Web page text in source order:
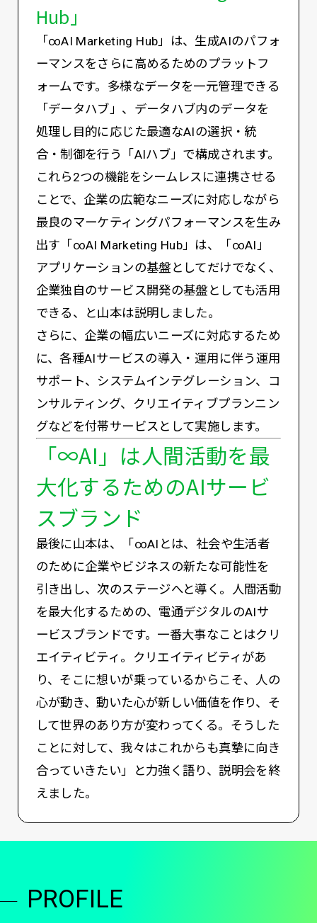
Hub」
「∞AI Marketing Hub」は、生成AIのパフォ
ーマンスをさらに高めるためのプラットフ
ォームです。多様なデータを一元管理できる
「データハブ」、データハブ内のデータを
処理し目的に応じた最適なAIの選択・統
合・制御を行う「AIハブ」で構成されます。
これら2つの機能をシームレスに連携させる
ことで、企業の広範なニーズに対応しながら
最良のマーケティングパフォーマンスを生み
出す「∞AI Marketing Hub」は、「∞AI」
アプリケーションの基盤としてだけでなく、
企業独自のサービス開発の基盤としても活用
できる、と山本は説明しました。
さらに、企業の幅広いニーズに対応するため
に、各種AIサービスの導入・運用に伴う運用
サポート、システムインテグレーション、コ
ンサルティング、クリエイティブプランニン
グなどを付帯サービスとして実施します。
「∞AI」は人間活動を最
大化するためのAIサービ
スブランド
最後に山本は、「∞AIとは、社会や生活者
のために企業やビジネスの新たな可能性を
引き出し、次のステージへと導く。人間活動
を最大化するための、電通デジタルのAIサ
ービスブランドです。一番大事なことはクリ
エイティビティ。クリエイティビティがあ
り、そこに想いが乗っているからこそ、人の
心が動き、動いた心が新しい価値を作り、そ
して世界のあり方が変わってくる。そうした
ことに対して、我々はこれからも真摯に向き
合っていきたい」と力強く語り、説明会を終
えました。
PROFILE